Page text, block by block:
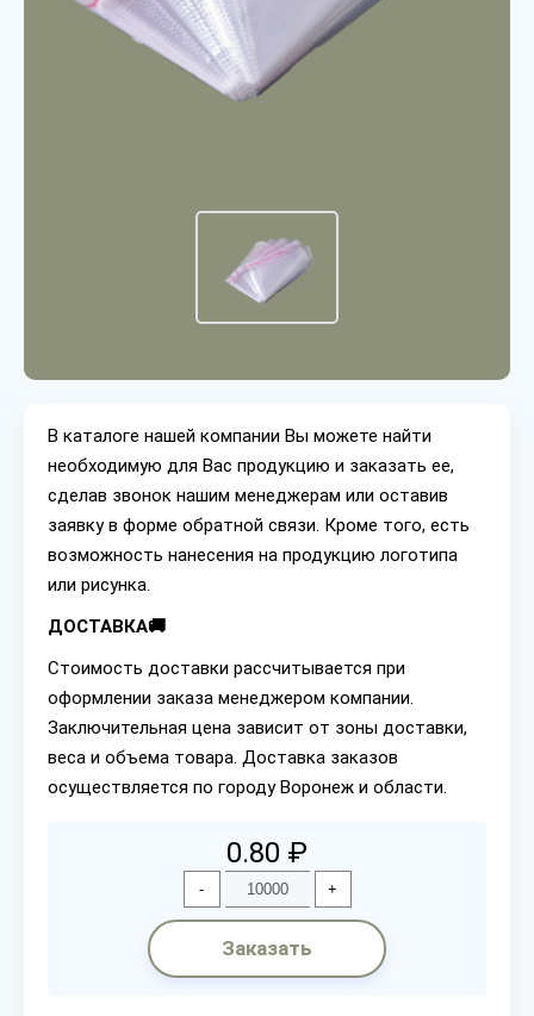
В каталоге нашей компании Вы можете найти
необходимую для Вас продукцию и заказать ее,
сделав звонок нашим менеджерам или оставив
заявку в форме обратной связи. Кроме того, есть
возможность нанесения на продукцию логотипа
или рисунка.
ДОСТАВКА🚚
Стоимость доставки рассчитывается при
оформлении заказа менеджером компании.
Заключительная цена зависит от зоны доставки,
веса и объема товара. Доставка заказов
осуществляется по городу Воронеж и области.
0.80 ₽
- +
Заказать